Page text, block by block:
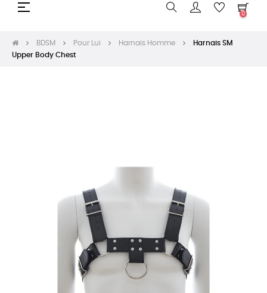
Basculer
☰
0
BDSM Pour Lui Harnais Homme
Harnais SM
Upper Body Chest